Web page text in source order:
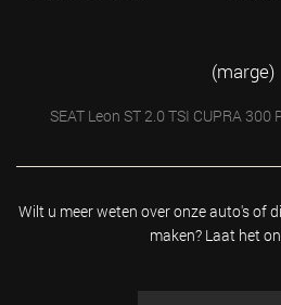
(marge)
SEAT Leon ST 2.0 TSI CUPRA 300
Wilt u meer weten over onze auto's of
maken? Laat het